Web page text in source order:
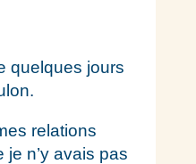
quelques jours
relations
n’y avais pas